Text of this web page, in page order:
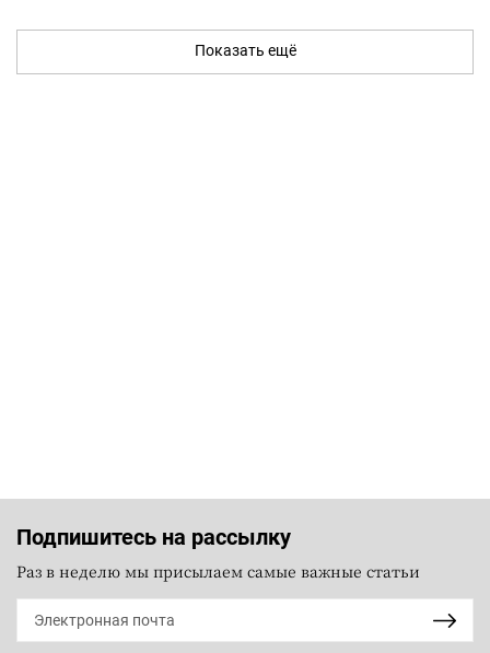
Показать ещё
Подпишитесь на рассылку
Раз в неделю мы присылаем самые важные статьи